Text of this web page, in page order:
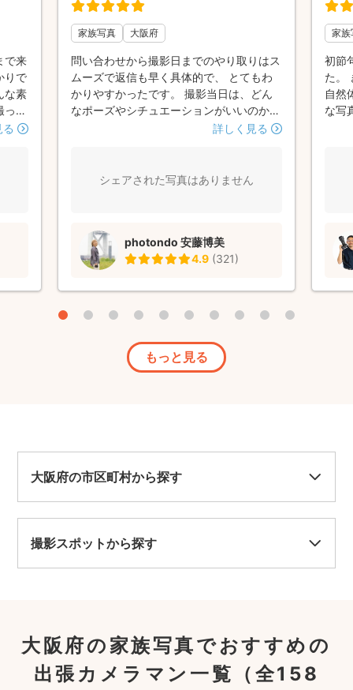
で来
りで
な素
って
族
大
家族写真 大阪府
問い合わせから撮影日までのやり取りはス
ムーズで返信も早く具体的で、 とてもわ
かりやすかったです。 撮影当日は、どん
なポーズやシチュエーションがいいのか右
往左往しているところ、フォトグラファー
を感じさせるような素敵な写真がたくさん
詳しく見る
シェアされた写真はありません
photondo 安藤博美
4.9 (321)
家族
初節
た。
自然
な写
もっと見る
大阪府の市区町村から探す
撮影スポットから探す
大阪府の家族写真でおすすめの
出張カメラマン一覧
（全158